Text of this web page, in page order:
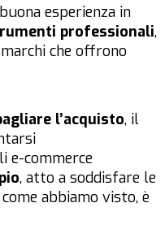
esperienza in
professionali,
che offrono
l’acquisto, il
e-commerce
, atto a soddisfare le
abbiamo visto, è